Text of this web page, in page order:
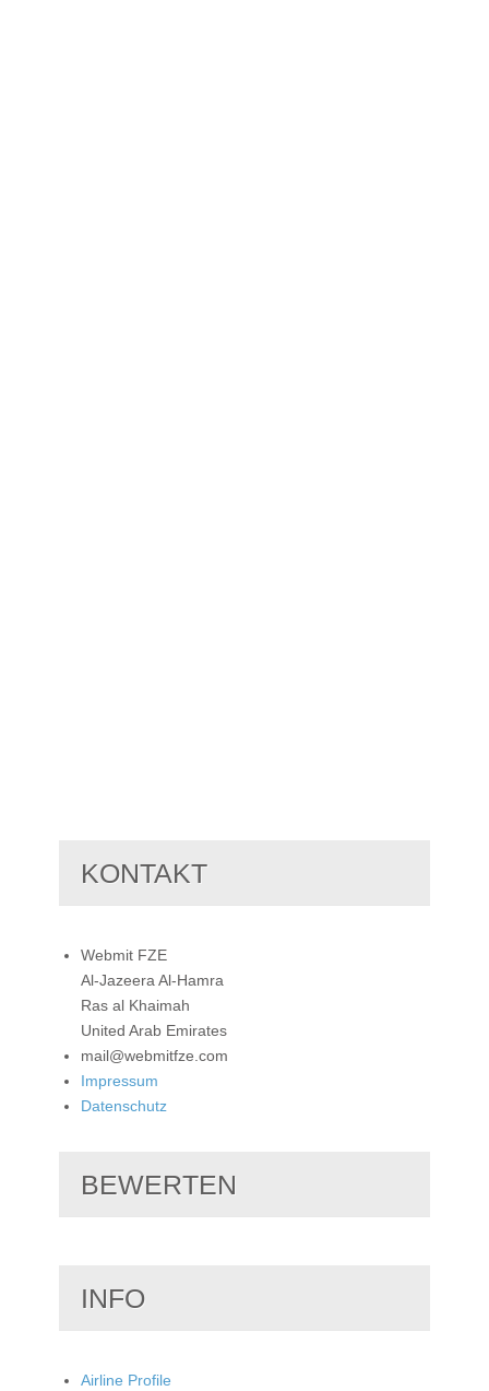
KONTAKT
Webmit FZE
Al-Jazeera Al-Hamra
Ras al Khaimah
United Arab Emirates
mail@webmitfze.com
Impressum
Datenschutz
BEWERTEN
INFO
Airline Profile